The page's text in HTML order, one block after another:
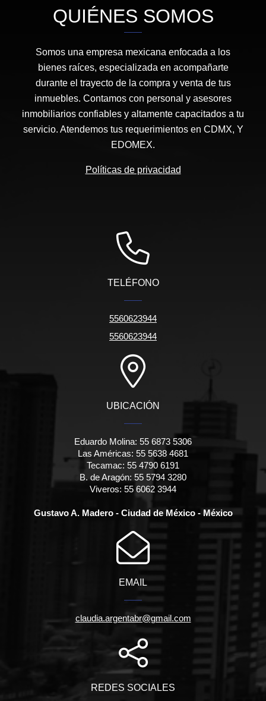
QUIÉNES SOMOS
Somos una empresa mexicana enfocada a los
bienes raíces, especializada en acompañarte
durante el trayecto de la compra y venta de tus
inmuebles. Contamos con personal y asesores
inmobiliarios confiables y altamente capacitados a tu
servicio. Atendemos tus requerimientos en CDMX, Y
EDOMEX.
Políticas de privacidad
TELÉFONO
5560623944
5560623944
UBICACIÓN
Eduardo Molina: 55 6873 5306
Las Américas: 55 5638 4681
Tecamac: 55 4790 6191
B. de Aragón: 55 5794 3280
Viveros: 55 6062 3944
Gustavo A. Madero - Ciudad de México - México
EMAIL
claudia.argentabr@gmail.com
REDES SOCIALES